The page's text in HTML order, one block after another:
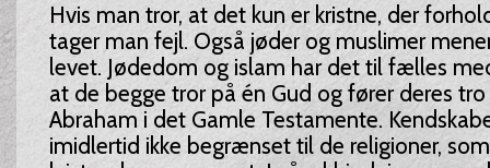
Hvis man tror, at det kun er kristne, der
tager man fejl. Også jøder og muslimer
levet. Jødedom og islam har det til fælles
at de begge tror på én Gud og fører deres
Abraham i det Gamle Testamente.
imidlertid ikke begrænset til de religioner,